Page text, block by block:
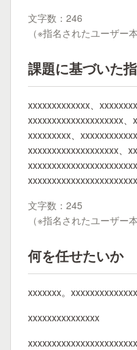
文字数：246
（※指名されたユーザー
課題に基づいた
xxxxxxxxxxxxx、
xxxxxxxxxxxxxxxxxxxx、
xxxxxxxxx、
xxxxxxxxxxxxxxxxxxx、
文字数：245
（※指名されたユーザー
何を任せたいか
xxxxxxx。
xxxxxxxxxxxxxxx